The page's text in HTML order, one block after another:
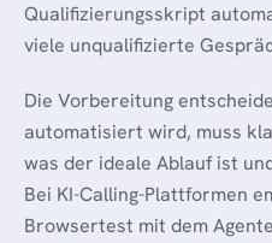
Qualifizierungsskript
viele unqualifizierte
Die Vorbereitung
automatisiert wird, muss
was der ideale Ablauf ist
Bei KI-Calling-Plattformen
Browsertest mit dem